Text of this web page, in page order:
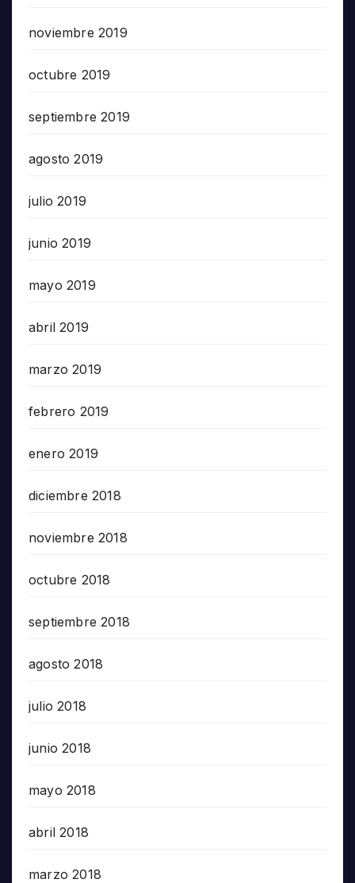
noviembre 2019
octubre 2019
septiembre 2019
agosto 2019
julio 2019
junio 2019
mayo 2019
abril 2019
marzo 2019
febrero 2019
enero 2019
diciembre 2018
noviembre 2018
octubre 2018
septiembre 2018
agosto 2018
julio 2018
junio 2018
mayo 2018
abril 2018
marzo 2018